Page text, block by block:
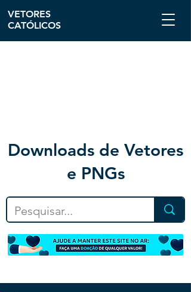
Downloads de Vetores
e PNGs
VETORES
CATÓLICOS